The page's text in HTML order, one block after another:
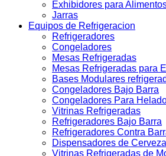
Exhibidores para
Jarras
Equipos de Refrigeracion
Refrigeradores
Congeladores
Mesas Refrigeradas
Mesas Refrigeradas para
Bases Modulares
Congeladores Bajo Barra
Congeladores Para
Vitrinas Refrigeradas
Refrigeradores Bajo Barra
Refrigeradores Contra
Dispensadores de Cerveza
Vitrinas Refrigeradas de